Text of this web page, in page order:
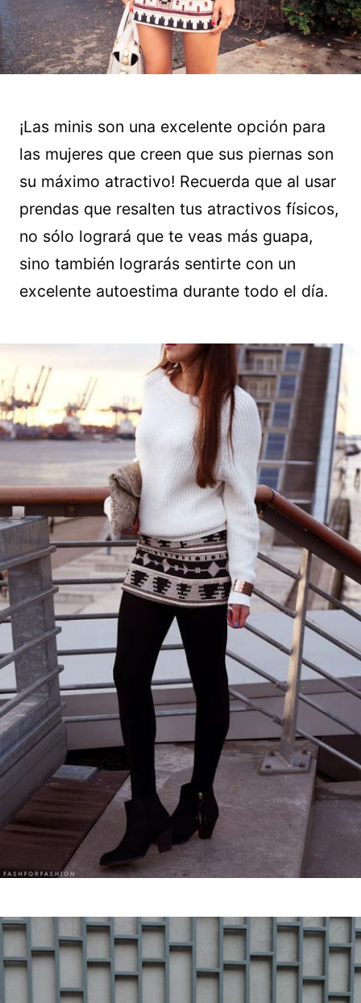
¡Las minis son una excelente opción para
las mujeres que creen que sus piernas son
su máximo atractivo! Recuerda que al usar
prendas que resalten tus atractivos físicos,
no sólo logrará que te veas más guapa,
sino también lograrás sentirte con un
excelente autoestima durante todo el día.